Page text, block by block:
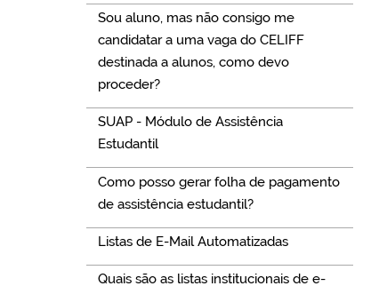
Sou aluno, mas não consigo me
candidatar a uma vaga do CELIFF
destinada a alunos, como devo
proceder?
SUAP - Módulo de Assistência
Estudantil
Como posso gerar folha de pagamento
de assistência estudantil?
Listas de E-Mail Automatizadas
Quais são as listas institucionais de e-